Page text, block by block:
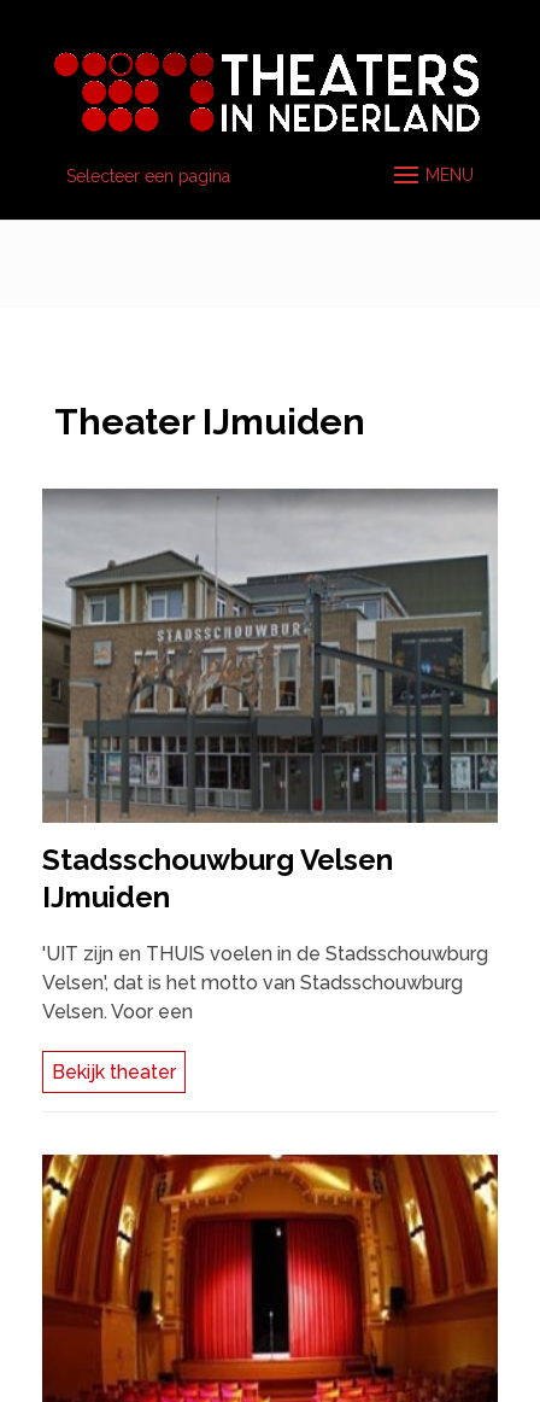
Selecteer een pagina
Theater IJmuiden
Stadsschouwburg Velsen
IJmuiden
'UIT zijn en THUIS voelen in de Stadsschouwburg
Velsen', dat is het motto van Stadsschouwburg
Velsen. Voor een
Bekijk theater